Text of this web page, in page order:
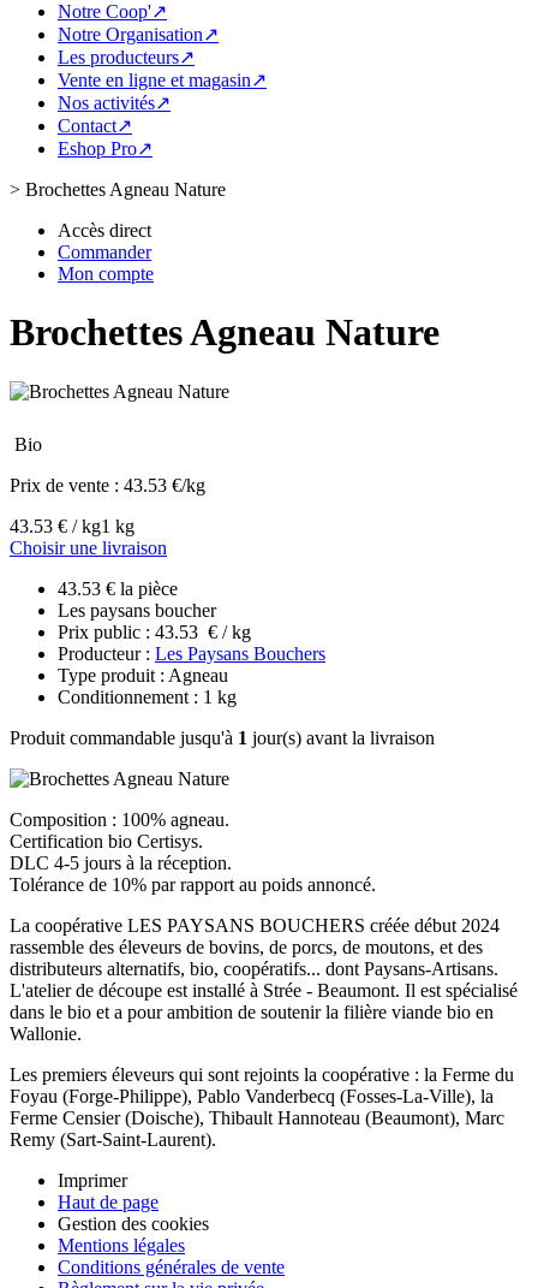
Notre Coop'↗
Notre Organisation↗
Les producteurs↗
Vente en ligne et magasin↗
Nos activités↗
Contact↗
Eshop Pro↗
> Brochettes Agneau Nature
Accès direct
Commander
Mon compte
Brochettes Agneau Nature
Bio
Prix de vente : 43.53 €/kg
43.53 € / kg1 kg
Choisir une livraison
43.53 € la pièce
Les paysans boucher
Prix public : 43.53 € / kg
Producteur : Les Paysans Bouchers
Type produit : Agneau
Conditionnement : 1 kg
Produit commandable jusqu'à 1 jour(s) avant la livraison
Composition : 100% agneau.
Certification bio Certisys.
DLC 4-5 jours à la réception.
Tolérance de 10% par rapport au poids annoncé.
La coopérative LES PAYSANS BOUCHERS créée début 2024
rassemble des éleveurs de bovins, de porcs, de moutons, et des
distributeurs alternatifs, bio, coopératifs... dont Paysans-Artisans.
L'atelier de découpe est installé à Strée - Beaumont. Il est spécialisé
dans le bio et a pour ambition de soutenir la filière viande bio en
Wallonie.
Les premiers éleveurs qui sont rejoints la coopérative : la Ferme du
Foyau (Forge-Philippe), Pablo Vanderbecq (Fosses-La-Ville), la
Ferme Censier (Doische), Thibault Hannoteau (Beaumont), Marc
Remy (Sart-Saint-Laurent).
Imprimer
Haut de page
Gestion des cookies
Mentions légales
Conditions générales de vente